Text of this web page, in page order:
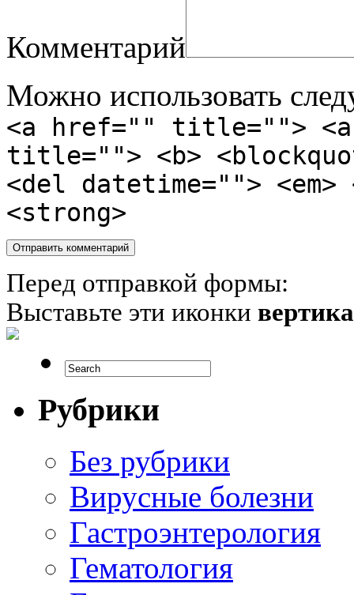
Комментарий
Можно использовать
<a href="" title="">
title=""> <b>
<del datetime="">
<strong>
Перед отправкой формы:
Выставьте эти иконки
Рубрики
Без рубрики
Вирусные болезни
Гастроэнтерология
Гематология